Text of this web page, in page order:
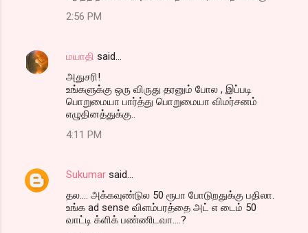
2:56 PM
மயாதி said…
அதுசரி!
உங்களுக்கு ஒரு விருது தரனும் போல , இப்படி
பொறுமையா பார்த்து பொறுமையா விமர்சனம்
எழுதினத்துக்கு..
4:11 PM
Sukumar said…
தல.... அக்கவுண்டுல 50 ரூபா போடுறதுக்கு பதிலா.
உங்க ad sense விளம்பரத்தை அட் எ டைம் 50
வாட்டி க்ளிக் பண்ணிடவா....?